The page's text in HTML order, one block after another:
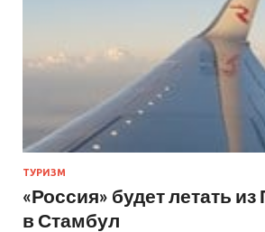
ТУРИЗМ
«Россия» будет летать из
в Стамбул